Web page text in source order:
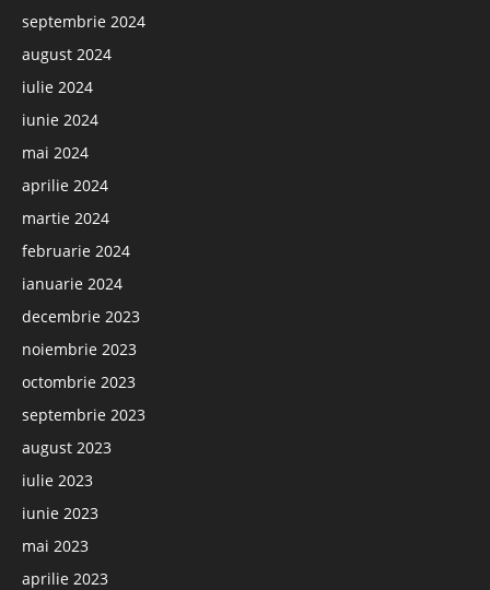
septembrie 2024
august 2024
iulie 2024
iunie 2024
mai 2024
aprilie 2024
martie 2024
februarie 2024
ianuarie 2024
decembrie 2023
noiembrie 2023
octombrie 2023
septembrie 2023
august 2023
iulie 2023
iunie 2023
mai 2023
aprilie 2023